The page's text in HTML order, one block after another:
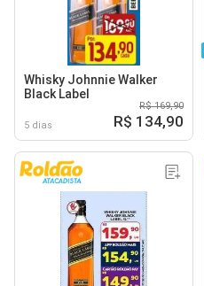
Whisky Johnnie Walker
Black Label
5 dias
R$ 169,90
R$ 134,90